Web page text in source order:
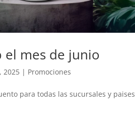
el mes de junio
2025 | Promociones
para todas las sucursales y paises